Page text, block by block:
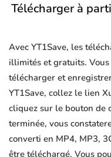
Télécharger à
Avec YT1Save, les
illimités et gratuits.
télécharger et
YT1Save, collez le lien
cliquez sur le bouton de
terminée, vous
converti en MP4, MP3,
être téléchargé. Vous